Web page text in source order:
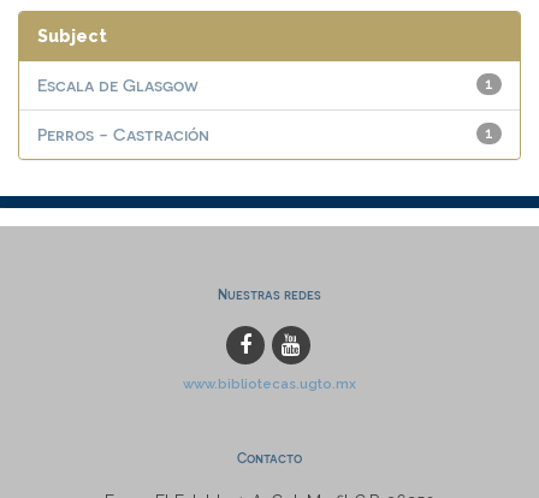
Subject
1
Escala de Glasgow
1
Perros - Castración
Nuestras redes
www.bibliotecas.ugto.mx
Contacto